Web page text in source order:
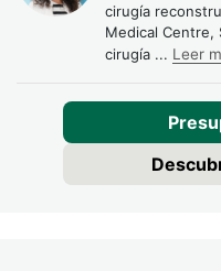
cirugía
Medical Centre,
cirugía ... Leer